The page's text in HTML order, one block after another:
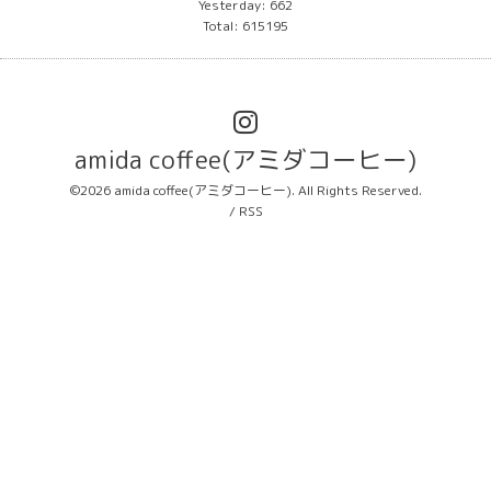
Yesterday: 662
Total: 615195
amida coffee(アミダコーヒー)
©2026 amida coffee(アミダコーヒー). All Rights Reserved.
/ RSS